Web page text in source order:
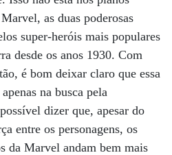
as duas poderosas
super-heróis mais populares
desde os anos 1930. Com
é bom deixar claro que essa
na busca pela
dizer que, apesar do
entre os personagens, os
da Marvel andam bem mais